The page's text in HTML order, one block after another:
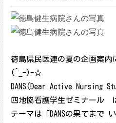
徳島県民医連の夏の企画案内
(^_-)-☆
DANS(Dear Active Nursing
四地協看護学生ゼミナール
テーマは「DANSの果てまで